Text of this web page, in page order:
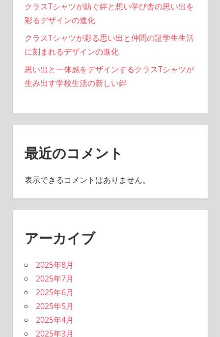
クラスTシャツが紡ぐ絆と想い学び舎の思い出を
彩るデザインの進化
クラスTシャツが彩る思い出と仲間の証学生生活
に刻まれるデザインの進化
思い出と一体感をデザインするクラスTシャツが
生み出す学校生活の新しい絆
最近のコメント
表示できるコメントはありません。
アーカイブ
2025年8月
2025年7月
2025年6月
2025年5月
2025年4月
2025年3月